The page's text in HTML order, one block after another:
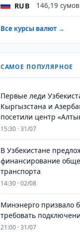
RUB 146,19 сумов
Все курсы валют →
САМОЕ ПОПУЛЯРНОЕ
Первые леди
Кыргызстана и
посетили центр
15:30 · 31/07
В Узбекистане
финансирование
транспорта
14:30 · 02/08
Минэнерго призвало
требовать
21:00 · 31/07